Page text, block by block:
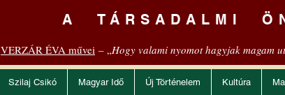
A TÁRSADALMI
VERZÁR ÉVA művei – „Hogy valami nyomot hagyjak magam
Szilaj Csikó Magyar Idő Új Történelem Kultúra